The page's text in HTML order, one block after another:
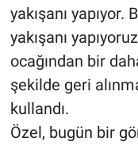
yakışanı
yakışanı
ocağından bir
şekilde geri
kullandı.
Özel, bugün bir